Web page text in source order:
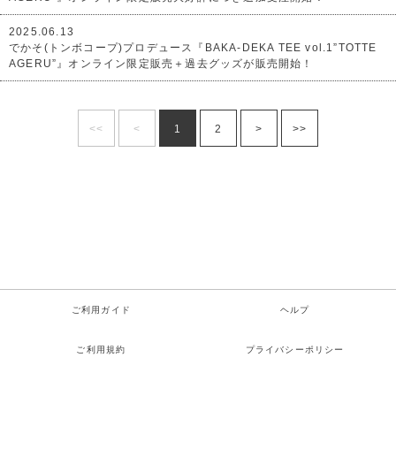
2025.06.13
でかそ(トンボコープ)プロデュース『BAKA-DEKA TEE vol.1”TOTTE
AGERU”』オンライン限定販売＋過去グッズが販売開始！
<< < 1 2 > >>
ご利用ガイド ヘルプ
ご利用規約 プライバシーポリシー